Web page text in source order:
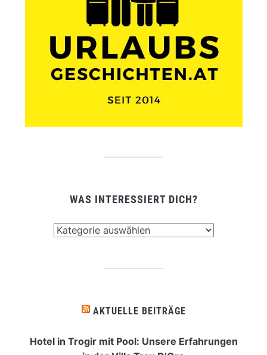
WAS INTERESSIERT DICH?
AKTUELLE BEITRÄGE
Hotel in Trogir mit Pool: Unsere Erfahrungen